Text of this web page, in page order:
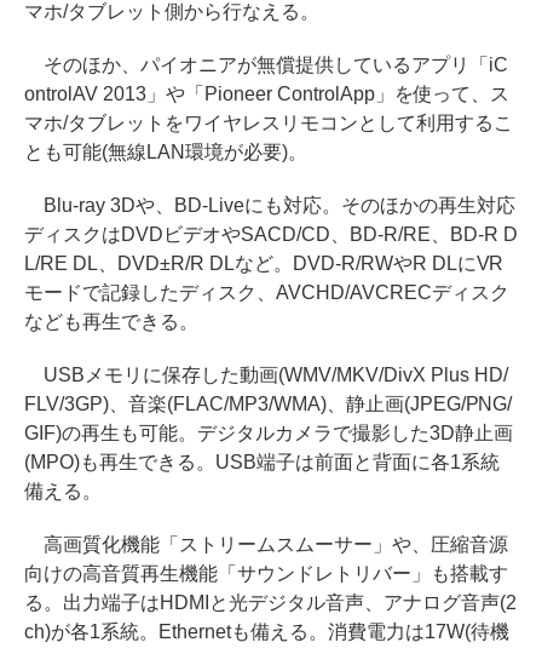
マホ/タブレット側から行なえる。
そのほか、パイオニアが無償提供しているアプリ「iC
ontrolAV 2013」や「Pioneer ControlApp」を使って、ス
マホ/タブレットをワイヤレスリモコンとして利用するこ
とも可能(無線LAN環境が必要)。
Blu-ray 3Dや、BD-Liveにも対応。そのほかの再生対応
ディスクはDVDビデオやSACD/CD、BD-R/RE、BD-R D
L/RE DL、DVD±R/R DLなど。DVD-R/RWやR DLにVR
モードで記録したディスク、AVCHD/AVCRECディスク
なども再生できる。
USBメモリに保存した動画(WMV/MKV/DivX Plus HD/
FLV/3GP)、音楽(FLAC/MP3/WMA)、静止画(JPEG/PNG/
GIF)の再生も可能。デジタルカメラで撮影した3D静止画
(MPO)も再生できる。USB端子は前面と背面に各1系統
備える。
高画質化機能「ストリームスムーサー」や、圧縮音源
向けの高音質再生機能「サウンドレトリバー」も搭載す
る。出力端子はHDMIと光デジタル音声、アナログ音声(2
ch)が各1系統。Ethernetも備える。消費電力は17W(待機